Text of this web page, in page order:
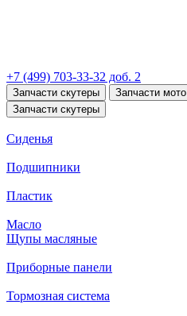
+7 (499) 703-33-32 доб. 2
Запчасти скутеры Запчасти мото
Запчасти скутеры
Сиденья
Подшипники
Пластик
Масло
Щупы масляные
Приборные панели
Тормозная система